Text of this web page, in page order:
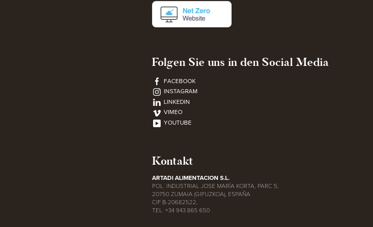
Folgen Sie uns in den Social Media
FACEBOOK
INSTAGRAM
LINKEDIN
VIMEO
YOUTUBE
Kontakt
ARTADI ALIMENTACION S.L.
POL. INDUSTRIAL JOSE MARÍA KORTA, PARC 5,
20750 ZUMAIA (GIPUZKOA), ESPAÑA
CIF B-20682522,
TEL. +34 943 865 650